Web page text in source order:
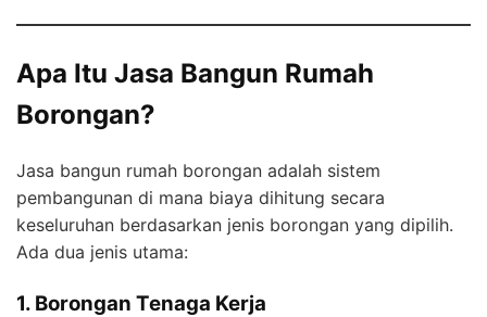
Apa Itu Jasa Bangun Rumah
Borongan?
Jasa bangun rumah borongan adalah sistem
pembangunan di mana biaya dihitung secara
keseluruhan berdasarkan jenis borongan yang dipilih.
Ada dua jenis utama:
1. Borongan Tenaga Kerja